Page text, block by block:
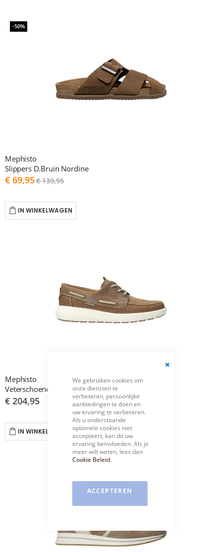
We gebruiken cookies om
onze diensten te
verbeteren, persoonlijke
aanbiedingen te doen en
uw ervaring te verbeteren.
Als u onderstaande
optionele cookies niet
accepteert, kan dit uw
ervaring beïnvloeden. Als je
meer wilt weten, lees dan
Cookie Beleid.
ACCEPTEREN
-50%
Mephisto
Slippers D.Bruin Nordine
As
low
€ 69,95€ 139,95
IN WINKELWAGEN
Mephisto
Veterschoenen Taupe Jozia
€ 204,95
IN WINKELWAGEN